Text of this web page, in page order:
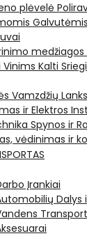
plėvelė
Galvutėmis
medžiagos
Vinims Kalti
Vamzdžių
ir Elektros
Spynos ir
vėdinimas ir
Įrankiai
Dalys